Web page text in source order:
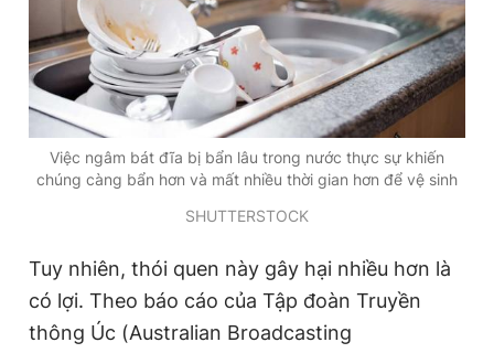
Việc ngâm bát đĩa bị bẩn lâu trong nước thực sự khiến
chúng càng bẩn hơn và mất nhiều thời gian hơn để vệ sinh
SHUTTERSTOCK
Tuy nhiên, thói quen này gây hại nhiều hơn là
có lợi. Theo báo cáo của Tập đoàn Truyền
thông Úc (Australian Broadcasting